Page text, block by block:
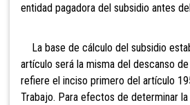
entidad pagadora del subsidio antes
La base de cálculo del subsidio
artículo será la misma del descanso
refiere el inciso primero del artículo
Trabajo. Para efectos de determinar